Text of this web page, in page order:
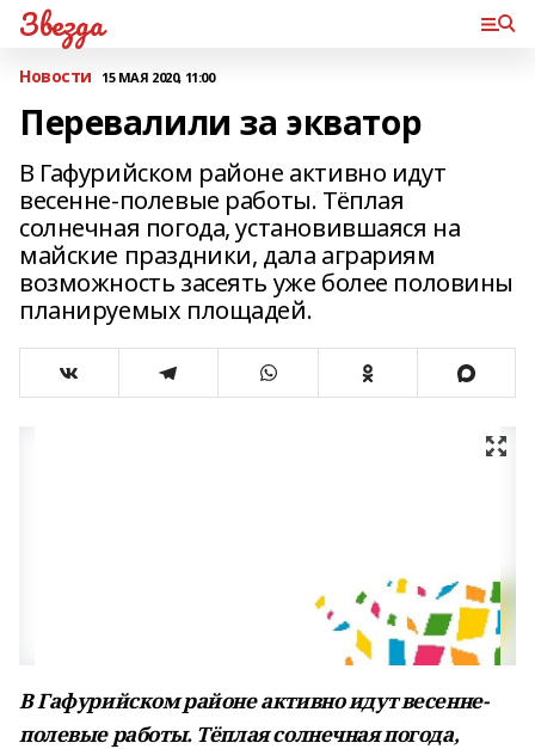
Звезда
Новости 15 МАЯ 2020, 11:00
Перевалили за экватор
В Гафурийском районе активно идут
весенне-полевые работы. Тёплая
солнечная погода, установившаяся на
майские праздники, дала аграриям
возможность засеять уже более половины
планируемых площадей.
В Гафурийском районе активно идут весенне-
полевые работы. Тёплая солнечная погода,